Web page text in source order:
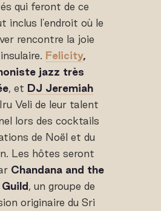
qui feront de ce
inclus l'endroit où le
rencontre la joie
Felicity,
jazz très
, et DJ Jeremiah
Veli de leur talent
lors des cocktails
de Noël et du
Les hôtes seront
Chandana and the
, un groupe de
originaire du Sri